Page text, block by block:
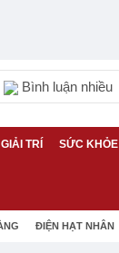
Bình luận nhiều
TRÍ SỨC KHỎE
ĐIỆN HẠT NHÂN